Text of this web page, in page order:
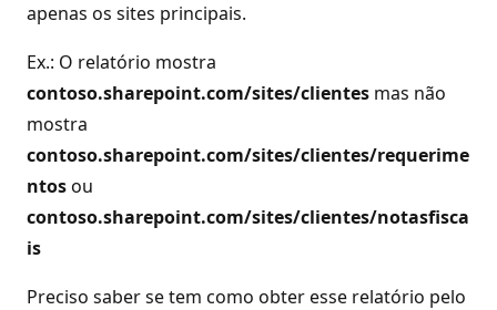
apenas os sites principais.
Ex.: O relatório mostra
contoso.sharepoint.com/sites/clientes mas não
mostra
contoso.sharepoint.com/sites/clientes/requerime
ntosou
contoso.sharepoint.com/sites/clientes/notasfisca
is
Preciso saber se tem como obter esse relatório pelo